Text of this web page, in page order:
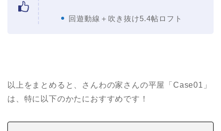
回遊動線＋吹き抜け5.4帖ロフト
以上をまとめると、さんわの家さんの平屋「Case01」
は、特に以下のかたにおすすめです！